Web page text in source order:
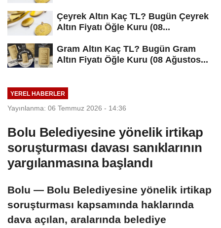
Çeyrek Altın Kaç TL? Bugün Çeyrek
Altın Fiyatı Öğle Kuru (08...
Gram Altın Kaç TL? Bugün Gram
Altın Fiyatı Öğle Kuru (08 Ağustos...
YEREL HABERLER
Yayınlanma: 06 Temmuz 2026 - 14:36
Bolu Belediyesine yönelik irtikap
soruşturması davası sanıklarının
yargılanmasına başlandı
Bolu — Bolu Belediyesine yönelik irtikap
soruşturması kapsamında haklarında
dava açılan, aralarında belediye